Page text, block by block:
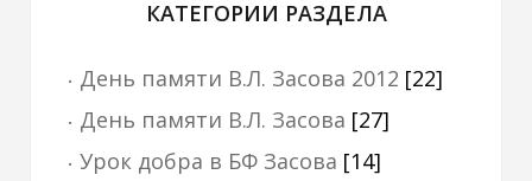
КАТЕГОРИИ РАЗДЕЛА
День памяти В.Л. Засова 2012 [22]
День памяти В.Л. Засова [27]
Урок добра в БФ Засова [14]